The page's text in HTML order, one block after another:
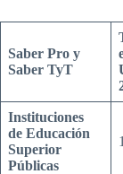
Saber Pro y
Saber TyT
Instituciones
de Educación
Superior
Públicas